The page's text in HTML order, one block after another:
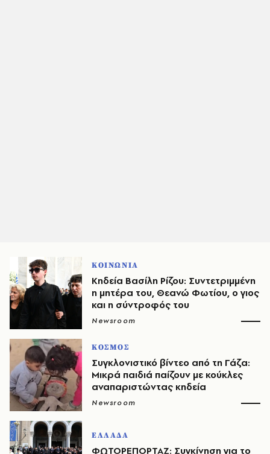
ΚΟΙΝΩΝΙΑ
Κηδεία Βασίλη Ρίζου: Συντετριμμένη
η μητέρα του, Θεανώ Φωτίου, ο γιος
και η σύντροφός του
Newsroom
ΚΟΣΜΟΣ
Συγκλονιστικό βίντεο από τη Γάζα:
Μικρά παιδιά παίζουν με κούκλες
αναπαριστώντας κηδεία
Newsroom
ΕΛΛΑΔΑ
ΦΩΤΟΡΕΠΟΡΤΑΖ: Συγκίνηση για το